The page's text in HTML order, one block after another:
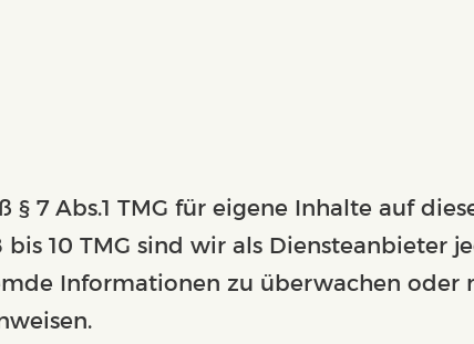
7 Abs.1 TMG für eigene Inhalte auf
bis 10 TMG sind wir als Diensteanbieter
Informationen zu überwachen oder